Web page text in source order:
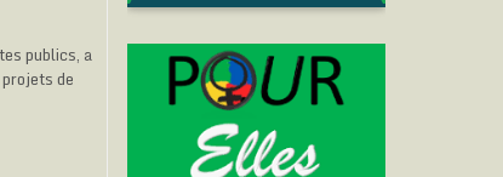
publics, a
de